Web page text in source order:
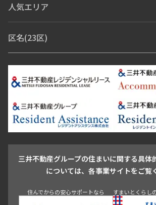
ブランドマンション
人気エリア
青山・表参道・原宿
市ヶ谷・神楽坂・飯田橋
三田・
芝浦・汐留・品川
月島・勝どき・豊洲
本郷・
目白・高田馬場・早稲田
池尻大橋・三軒茶屋
祐天寺・学芸大学・自由が丘
駒沢・用賀・二子玉川
成城・砧
池袋・板橋・
青山 渋谷 東京・大手町 新宿 品川
目黒
区名(23区)
江東区 台東区
豊島区
杉並区 板橋区 練馬区 荒
葛飾区
江戸川区
三井不動産グループの住まいに関する具体
については、各事業サイトをご覧
住んでからの安心サポートなら すまいとくらし